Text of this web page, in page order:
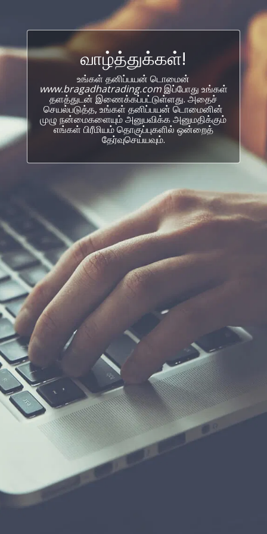
வாழ்த்துக்கள்!
உங்கள் தனிப்பயன் டொமைன்
www.bragadhatrading.comஇப்போது உங்கள்
தளத்துடன் இணைக்கப்பட்டுள்ளது. அதைச்
செயல்படுத்த, உங்கள் தனிப்பயன் டொமைனின்
முழு நன்மைகளையும் அனுபவிக்க அனுமதிக்கும்
எங்கள் பிரீமியம் தொகுப்புகளில் ஒன்றைத்
தேர்வுசெய்யவும்.